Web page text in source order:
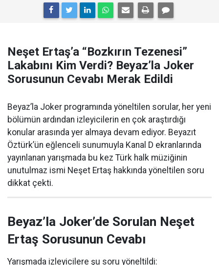
Neşet Ertaş’a “Bozkırın Tezenesi”
Lakabını Kim Verdi? Beyaz’la Joker
Sorusunun Cevabı Merak Edildi
Beyaz’la Joker programında yöneltilen sorular, her yeni
bölümün ardından izleyicilerin en çok araştırdığı
konular arasında yer almaya devam ediyor. Beyazıt
Öztürk’ün eğlenceli sunumuyla Kanal D ekranlarında
yayınlanan yarışmada bu kez Türk halk müziğinin
unutulmaz ismi Neşet Ertaş hakkında yöneltilen soru
dikkat çekti.
Beyaz’la Joker’de Sorulan Neşet
Ertaş Sorusunun Cevabı
Yarışmada izleyicilere şu soru yöneltildi: